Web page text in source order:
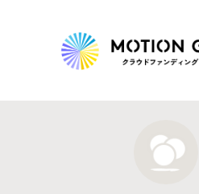
新着プロジェクト